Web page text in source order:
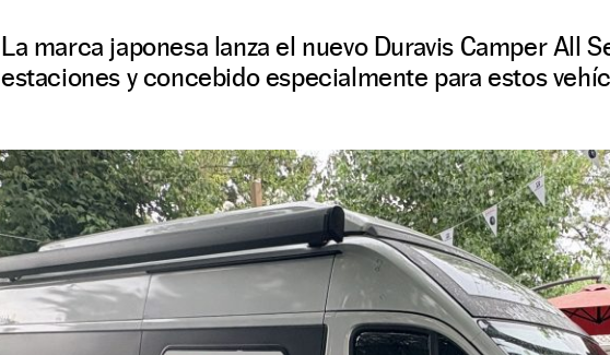
La marca japonesa lanza el nuevo Duravis Camper All
estaciones y concebido especialmente para estos